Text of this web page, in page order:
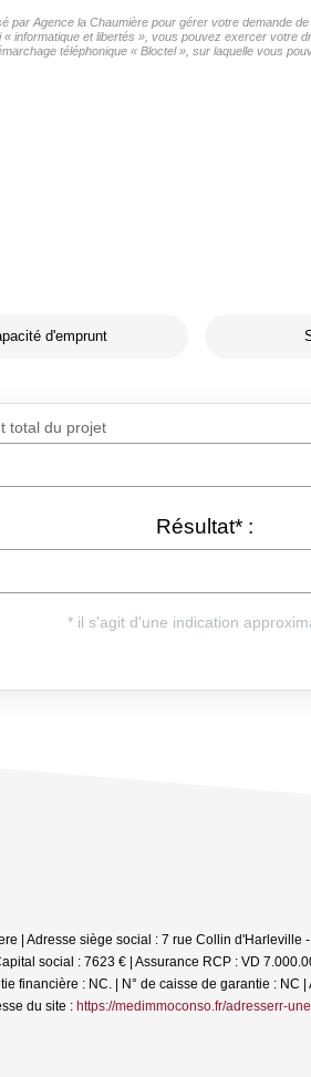
Agence la Chaumière pour gérer votre demande
informatique et libertés », vous pouvez exercer
téléphonique « Bloctel », sur laquelle vous
d'emprunt
| Adresse siège social : 7 rue Collin
social : 7623 € | Assurance RCP : VD
financière : NC. | N° de caisse de garantie :
du site : https://medimmoconso.fr/adresserr-